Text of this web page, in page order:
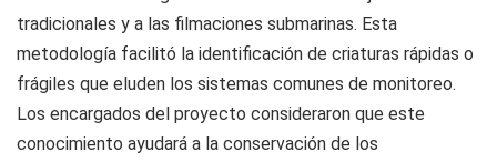
tradicionales y a las filmaciones submarinas. Esta
metodología facilitó la identificación de criaturas rápidas o
frágiles que eluden los sistemas comunes de monitoreo.
Los encargados del proyecto consideraron que este
conocimiento ayudará a la conservación de los